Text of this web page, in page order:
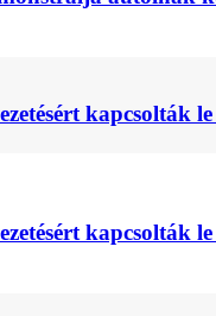
kapcsolták
kapcsolták